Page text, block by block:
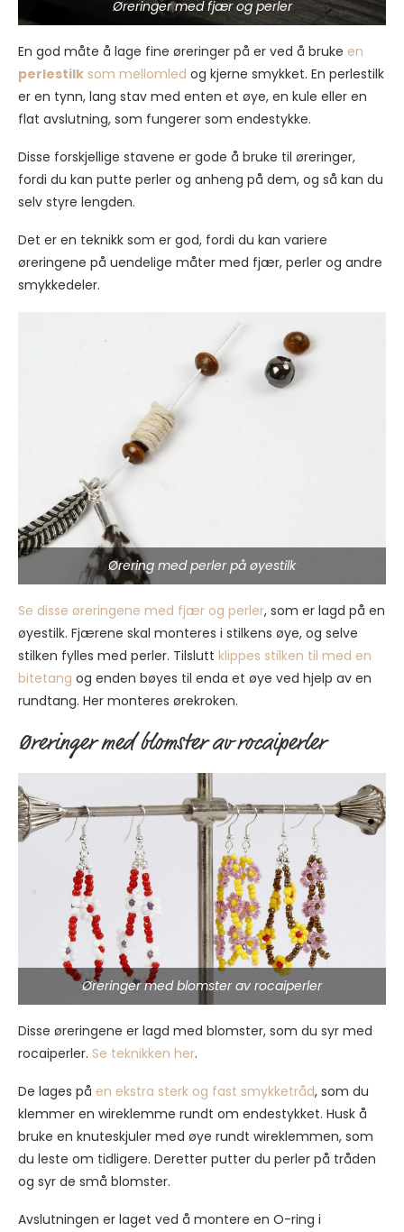
Øreringer med fjær og perler
En god måte å lage fine øreringer på er ved å bruke en
perlestilk som mellomled og kjerne smykket. En perlestilk
er en tynn, lang stav med enten et øye, en kule eller en
flat avslutning, som fungerer som endestykke.
Disse forskjellige stavene er gode å bruke til øreringer,
fordi du kan putte perler og anheng på dem, og så kan du
selv styre lengden.
Det er en teknikk som er god, fordi du kan variere
øreringene på uendelige måter med fjær, perler og andre
smykkedeler.
Ørering med perler på øyestilk
Se disse øreringene med fjær og perler, som er lagd på en
øyestilk. Fjærene skal monteres i stilkens øye, og selve
stilken fylles med perler. Tilslutt klippes stilken til med en
bitetang og enden bøyes til enda et øye ved hjelp av en
rundtang. Her monteres ørekroken.
Øreringer med blomster av rocaiperler
Øreringer med blomster av rocaiperler
Disse øreringene er lagd med blomster, som du syr med
rocaiperler. Se teknikken her.
De lages på en ekstra sterk og fast smykketråd, som du
klemmer en wireklemme rundt om endestykket. Husk å
bruke en knuteskjuler med øye rundt wireklemmen, som
du leste om tidligere. Deretter putter du perler på tråden
og syr de små blomster.
Avslutningen er laget ved å montere en O-ring i